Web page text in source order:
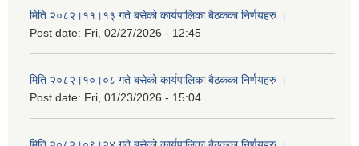
मिति २०८२।११।१३ गते बसेको कार्यपालिका बैठकका निर्णयहरु ।
Post date: Fri, 02/27/2026 - 12:45
मिति २०८२।१०।०८ गते बसेको कार्यपालिका बैठकका निर्णयहरु ।
Post date: Fri, 01/23/2026 - 15:04